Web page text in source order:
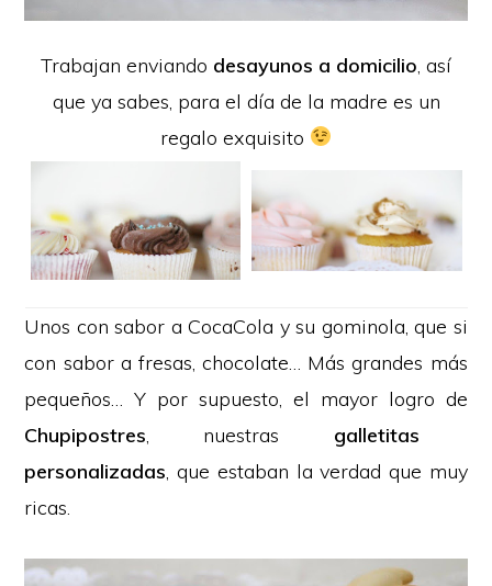
Trabajan enviando desayunos a domicilio, así
que ya sabes, para el día de la madre es un
regalo exquisito
Unos con sabor a CocaCola y su gominola, que si
con sabor a fresas, chocolate… Más grandes más
pequeños… Y por supuesto, el mayor logro de
Chupipostres, nuestras galletitas
personalizadas, que estaban la verdad que muy
ricas.